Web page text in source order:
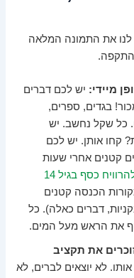
לנו את התמונה המלאה
מיידי: יש לכם דברים
בגדים, ספרים,
כל שקל נחשב. יש
קחו אותן. יש לכם
קטנים אחרי שעות
כסף בגיל 14
הכנסה קטנים
דברים כאלה). כל
את הראש מעל המים.
את תקציב
לא יוצאים לברים, לא